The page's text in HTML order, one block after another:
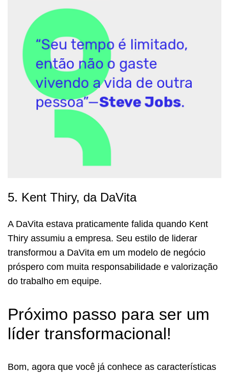
5. Kent Thiry, da DaVita
A DaVita estava praticamente falida quando Kent
Thiry assumiu a empresa. Seu estilo de liderar
transformou a DaVita em um modelo de negócio
próspero com muita responsabilidade e valorização
do trabalho em equipe.
Próximo passo para ser um
líder transformacional!
Bom, agora que você já conhece as características